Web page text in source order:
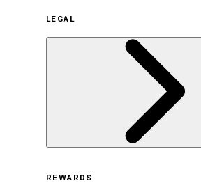
サステナビリティの取
サステナビリティの取り組
ヒストリー
採用情報
LEGAL
REWARDS